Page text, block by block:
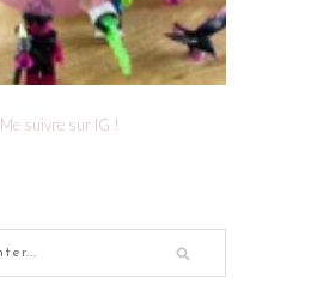
Me suivre sur IG !